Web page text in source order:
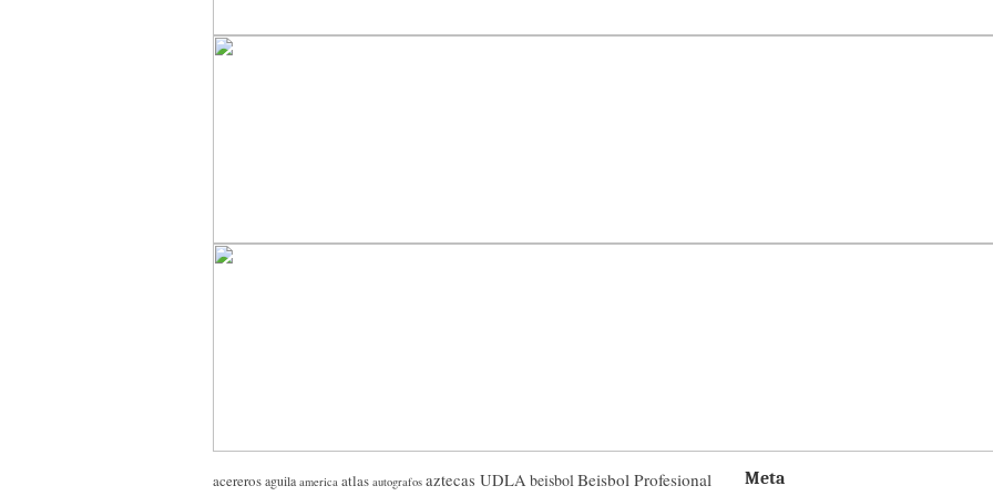
acererosaguila america atlas autografos aztecas UDLA beisbolBeisbol Profesional Meta